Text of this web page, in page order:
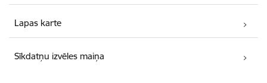
Lapas karte
Sīkdatņu izvēles maiņa